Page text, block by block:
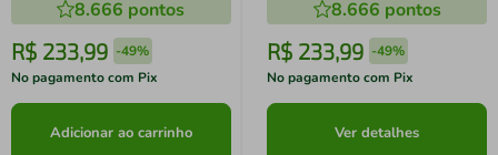
8.666 pontos
R$ 233,99 -49%
No pagamento com Pix
Adicionar ao carrinho
8.666 pontos
R$ 233,99 -49%
No pagamento com Pix
Ver detalhes